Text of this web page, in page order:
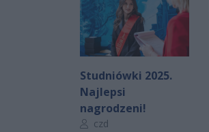
Studniówki 2025.
Najlepsi
nagrodzeni!
Autor artykułu:
czd